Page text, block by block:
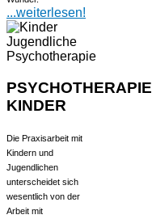
...weiterlesen!
PSYCHOTHERAPIE
KINDER
Die Praxisarbeit mit
Kindern und
Jugendlichen
unterscheidet sich
wesentlich von der
Arbeit mit